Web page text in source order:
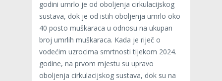
godini umrlo je od oboljenja cirkulacijskog
sustava, dok je od istih oboljenja umrlo oko
40 posto muškaraca u odnosu na ukupan
broj umrlih muškaraca. Kada je riječ o
vodećim uzrocima smrtnosti tijekom 2024.
godine, na prvom mjestu su upravo
oboljenja cirkulacijskog sustava, dok su na